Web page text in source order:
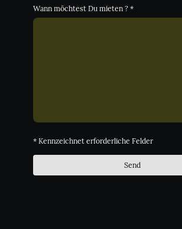
Wann möchtest Du mieten ? *
* Kennzeichnet erforderliche Felder
Send